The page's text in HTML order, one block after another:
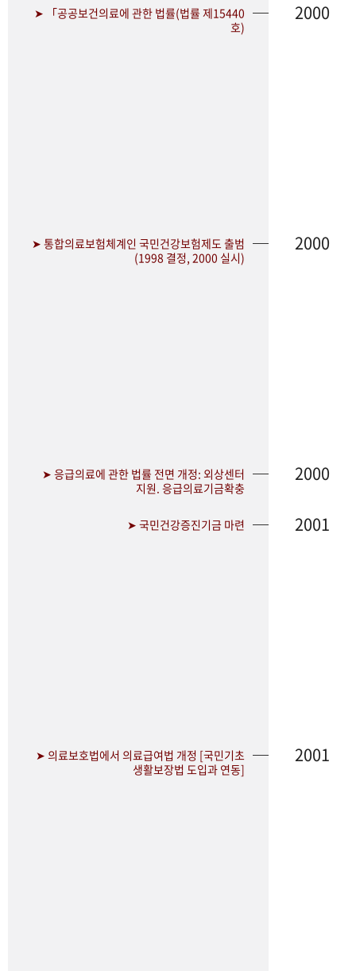
➤ 「공공보건의료에 관한 법률(법률 제15440
호)
2000
➤ 통합의료보험체계인 국민건강보험제도 출범
(1998 결정, 2000 실시)
2000
➤ 응급의료에 관한 법률 전면 개정: 외상센터
지원. 응급의료기금확충
2000
➤ 국민건강증진기금 마련 2001
➤ 의료보호법에서 의료급여법 개정 [국민기초
생활보장법 도입과 연동]
2001